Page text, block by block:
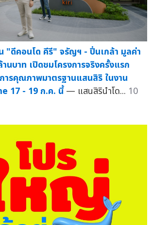
"ดีคอนโด คีรี" จรัญฯ - ปิ่นเกล้า มูลค่า
นบาท เปิดชมโครงการจริงครั้งแรก
ารคุณภาพมาตรฐานแสนสิริ ในงาน
17 - 19 ก.ค. นี้ — แสนสิรินำโด... 10